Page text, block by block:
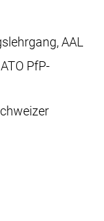
AAL
PfP-